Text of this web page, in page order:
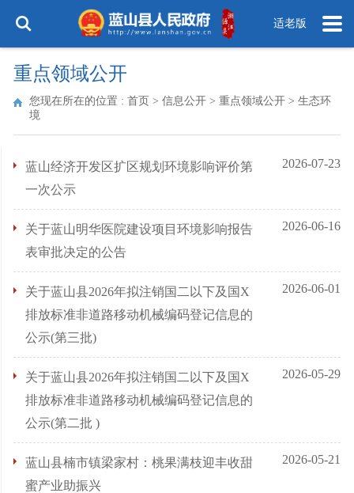
适老版
重点领域公开
您现在所在的位置 : 首页 > 信息公开 > 重点领域公开 > 生态环
境
蓝山经济开发区扩区规划环境影响评价第
一次公示
2026-07-23
关于蓝山明华医院建设项目环境影响报告
表审批决定的公告
2026-06-16
关于蓝山县2026年拟注销国二以下及国X
排放标准非道路移动机械编码登记信息的
公示(第三批)
2026-06-01
关于蓝山县2026年拟注销国二以下及国X
排放标准非道路移动机械编码登记信息的
公示(第二批 )
2026-05-29
蓝山县楠市镇梁家村：桃果满枝迎丰收甜
蜜产业助振兴
2026-05-21